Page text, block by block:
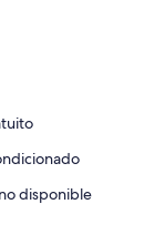
libre, sillones
disponible